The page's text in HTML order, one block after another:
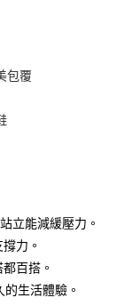
銀行
行
行
行
包覆
立能減緩壓力。
力。
百搭。
生活體驗。